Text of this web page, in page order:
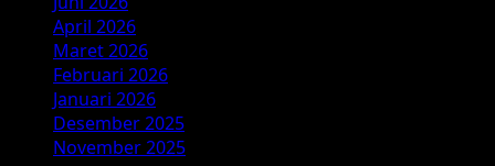
April 2026
Maret 2026
Februari 2026
Januari 2026
Desember 2025
November 2025